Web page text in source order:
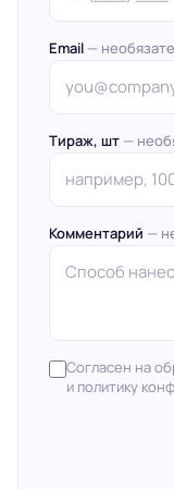
Email —
Тираж, шт —
Комментарий —
Согласен на
и политику